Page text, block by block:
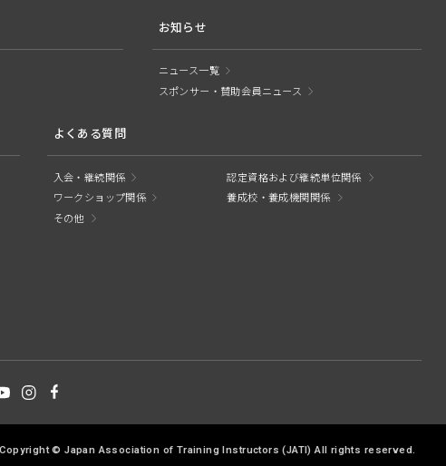
お知らせ
ニュース一覧
スポンサー・賛助会員ニュース
よくある質問
入会・継続関係
認定資格および継続単位関係
ワークショップ関係
養成校・養成機関関係
その他
Copyright © Japan Association of Training Instructors(JATI) All rights reserved.